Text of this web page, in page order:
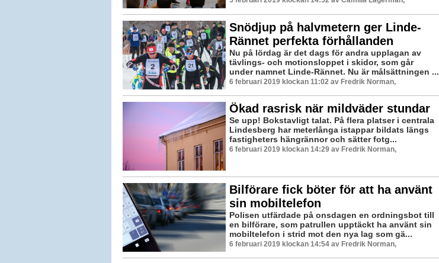
Snödjup på halvmetern ger Linde-
Rännet perfekta förhållanden
Nu på lördag är det dags för andra upplagan av
tävlings- och motionsloppet i skidor, som går
under namnet Linde-Rännet. Nu är målsättningen ...
6 februari 2019 klockan 11:02 av Fredrik Norman,
Ökad rasrisk när mildväder stundar
Se upp! Bokstavligt talat. På flera platser i centrala
Lindesberg har meterlånga istappar bildats längs
fastigheters hängrännor och sätter fotg...
6 februari 2019 klockan 14:29 av Fredrik Norman,
Bilförare fick böter för att ha använt
sin mobiltelefon
Polisen utfärdade på onsdagen en ordningsbot till
en bilförare, som patrullen upptäckt ha använt sin
mobiltelefon i strid mot den nya lag som gä...
6 februari 2019 klockan 14:54 av Fredrik Norman,